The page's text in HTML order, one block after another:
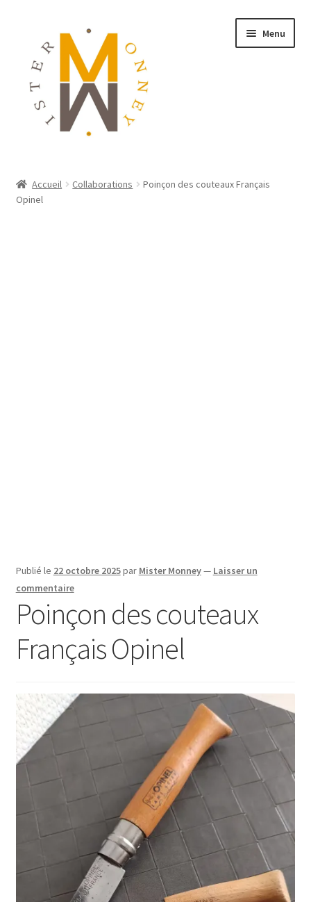
Menu
MONNAIES
Accueil Collaborations
Poinçon des couteaux Français
Opinel
Publié le 22 octobre 2025par Mister Monney— Laisser un
commentaire
Poinçon des couteaux
Français Opinel